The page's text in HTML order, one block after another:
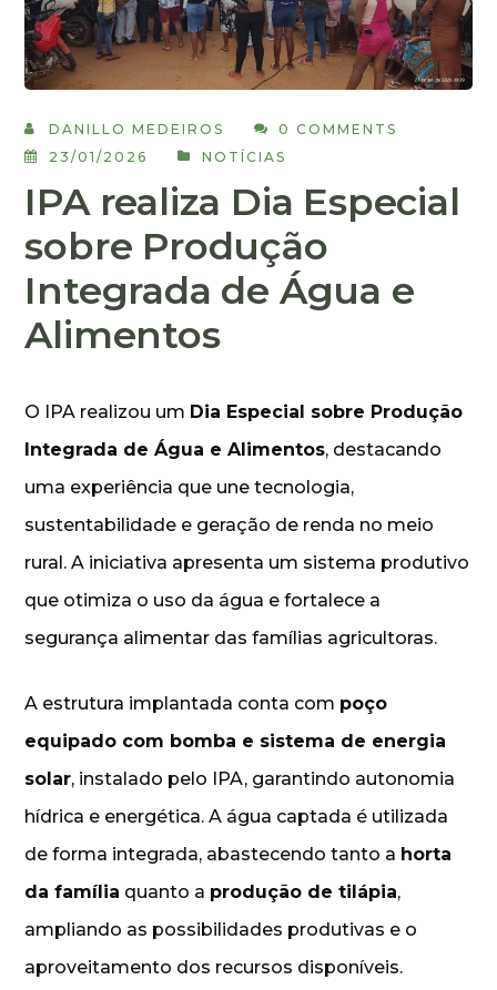
DANILLO MEDEIROS
0 COMMENTS
23/01/2026
NOTÍCIAS
IPA realiza Dia Especial
sobre Produção
Integrada de Água e
Alimentos
O IPA realizou um Dia Especial sobre Produção
Integrada de Água e Alimentos, destacando
uma experiência que une tecnologia,
sustentabilidade e geração de renda no meio
rural. A iniciativa apresenta um sistema produtivo
que otimiza o uso da água e fortalece a
segurança alimentar das famílias agricultoras.
A estrutura implantada conta com poço
equipado com bomba e sistema de energia
solar, instalado pelo IPA, garantindo autonomia
hídrica e energética. A água captada é utilizada
de forma integrada, abastecendo tanto a horta
da família quanto a produção de tilápia,
ampliando as possibilidades produtivas e o
aproveitamento dos recursos disponíveis.